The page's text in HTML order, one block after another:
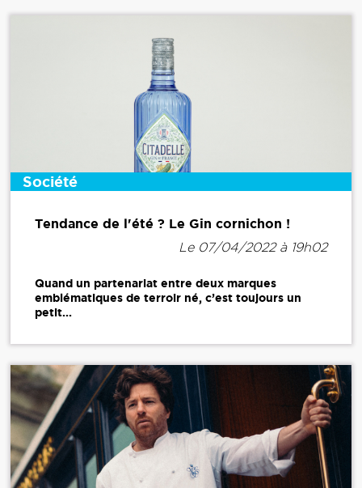
Société
Tendance de l'été ? Le Gin cornichon !
Le 07/04/2022 à 19h02
Quand un partenariat entre deux marques
emblématiques de terroir né, c’est toujours un
petit...